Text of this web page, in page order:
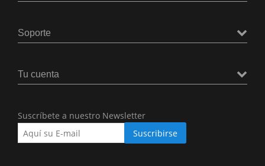
Soporte
Tu cuenta
Suscríbete a nuestro Newsletter